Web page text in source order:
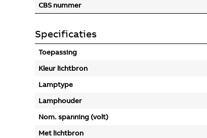
CBS nummer
Specificaties
Toepassing
Kleur lichtbron
Lamptype
Lamphouder
Nom. spanning (volt)
Met lichtbron